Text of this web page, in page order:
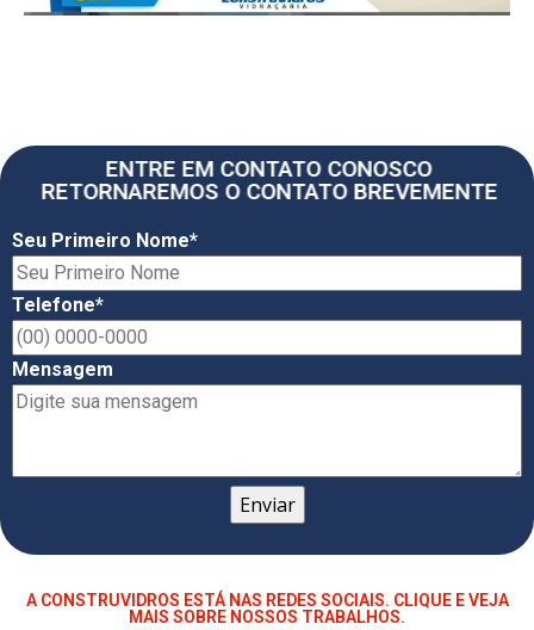
ENTRE EM CONTATO CONOSCO
RETORNAREMOS O CONTATO BREVEMENTE
Seu Primeiro Nome*
Telefone*
Mensagem
A CONSTRUVIDROS ESTÁ NAS REDES SOCIAIS. CLIQUE E VEJA
MAIS SOBRE NOSSOS TRABALHOS.